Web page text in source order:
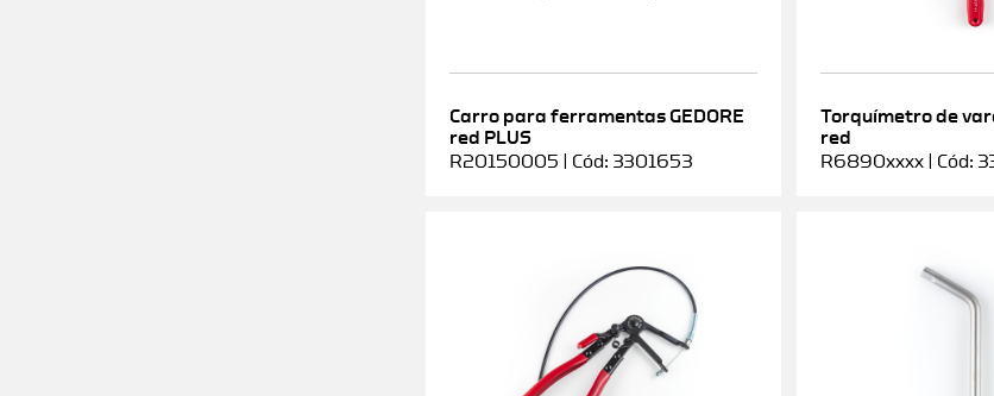
Carro para ferramentas GEDORE
red PLUS
R20150005 | Cód: 3301653
Torquímetro de
red
R6890xxxx | Cód: